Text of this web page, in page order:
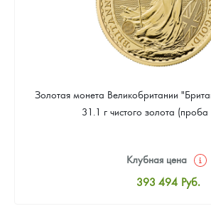
Золотая монета Великобритании
31.1 г чистого золота
Клубная цена
393 494 Руб.